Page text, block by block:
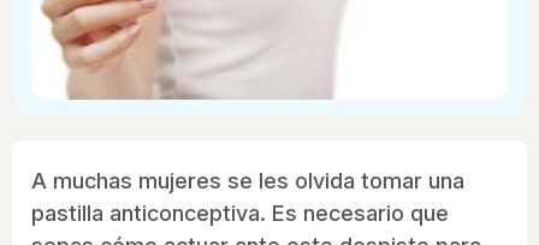
A muchas mujeres se les olvida tomar una
pastilla anticonceptiva. Es necesario que